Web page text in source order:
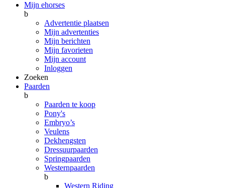
Mijn ehorses
b
Advertentie plaatsen
Mijn advertenties
Mijn berichten
Mijn favorieten
Mijn account
Inloggen
Zoeken
Paarden
b
Paarden te koop
Pony's
Embryo’s
Veulens
Dekhengsten
Dressuurpaarden
Springpaarden
Westernpaarden
b
Western Riding